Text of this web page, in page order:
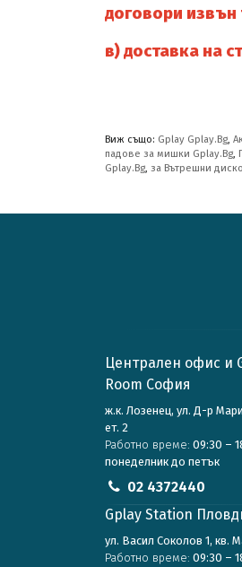
договори
в)доставка на
Виж също: Gplay Gplay.Bg,
падове за мишки Gplay.Bg,
Gplay.Bg, за Вътрешни
Централен офис и
Room София
ж.к. Лозенец, ул. Д-р
ет. 2
Работно време: 09:30 –
понеделник до петък
02 4372440
Gplay Station
ул. Васил Соколов 1, кв.
Работно време: 09:30 –